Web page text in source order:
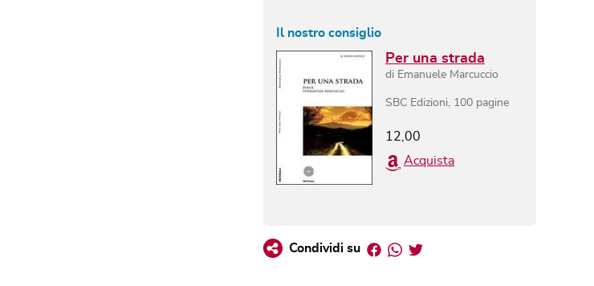
Il nostro consiglio
Per una strada
di Emanuele Marcuccio
SBC Edizioni 100 pagine
12,00
Acquista
Condividi su Facebook
Whatsapp
Twitter